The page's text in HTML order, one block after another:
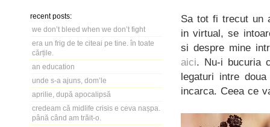
recent posts:
we don’t bleed when we don’t fight
era un frig de te citeai pe tine. în toate
cărțile.
an education
unde s-a ajuns, dom’le
aprilie, după apocalipsă
credeam că midlife crisis e ceva nașpa.
până când am trăit-o.
Sa tot fi trecut un
in virtual, se
si despre mine
aici. Nu-i bucuria
legaturi intre
incarca. Ceea ce